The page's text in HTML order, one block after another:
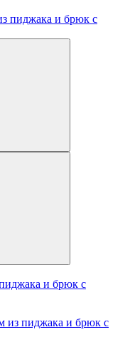
и брюк с